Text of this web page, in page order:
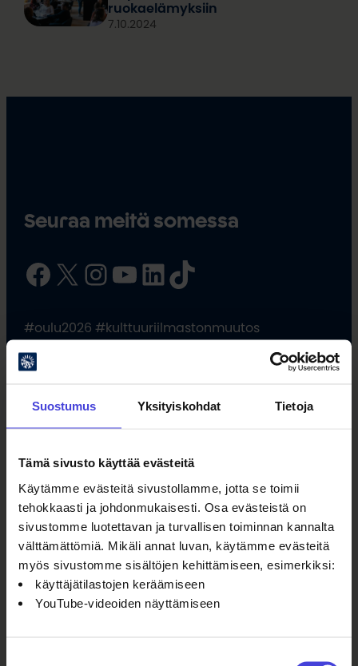
Suostumus Yksityiskohdat Tietoja
Tämä sivusto käyttää evästeitä
Käytämme evästeitä sivustollamme, jotta se toimii
tehokkaasti ja johdonmukaisesti. Osa evästeistä on
sivustomme luotettavan ja turvallisen toiminnan kannalta
välttämättömiä. Mikäli annat luvan, käytämme evästeitä
myös sivustomme sisältöjen kehittämiseen, esimerkiksi:
käyttäjätilastojen keräämiseen
YouTube-videoiden näyttämiseen
ruokaelämyksiin
7.10.2024
Seuraa meitä somessa
Facebook X InstagramYouTube LinkedIn TikTok
#oulu2026 #kulttuuriilmastonmuutos
Oulun kulttuurisäätiö
Oulu2026 Info
Kauppurienkatu 10
Kauppakeskus Pekuri 2krs
info@oulu2026.eu